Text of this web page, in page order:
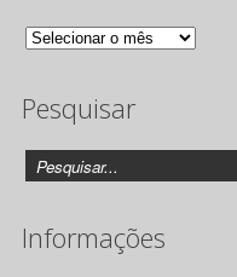
Arquivo
Releases
Pesquisar
Informações